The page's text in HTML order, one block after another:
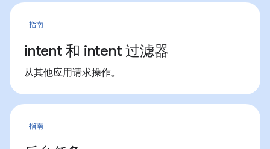
指南
intent 和 intent 过滤器
从其他应用请求操作。
指南